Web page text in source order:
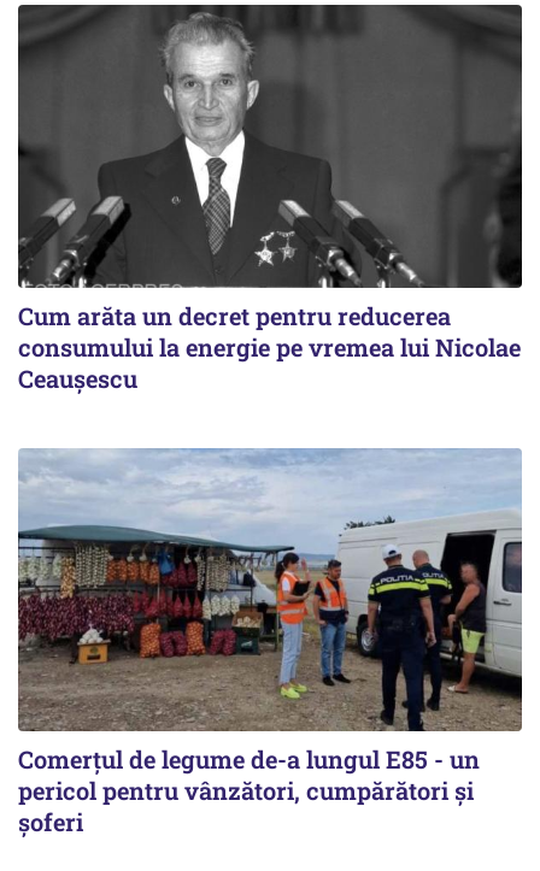
Cum arăta un decret pentru reducerea
consumului la energie pe vremea lui Nicolae
Ceaușescu
Comerțul de legume de-a lungul E85 - un
pericol pentru vânzători, cumpărători și
șoferi